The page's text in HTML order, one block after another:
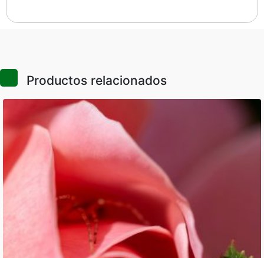
Productos relacionados